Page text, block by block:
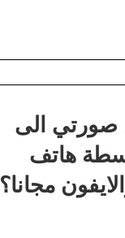
الى
هاتف
مجانا؟